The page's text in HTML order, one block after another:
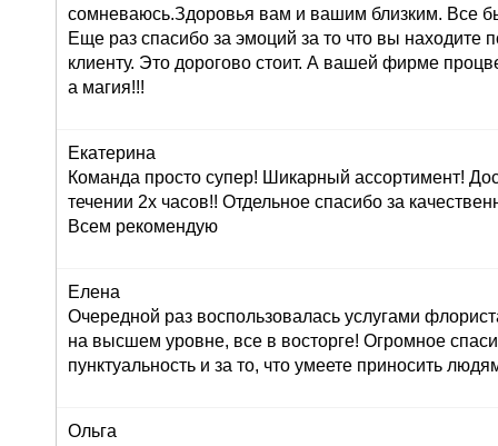
сомневаюсь.Здоровья вам и вашим близким. Все
Еще раз спасибо за эмоций за то что вы находите
клиенту. Это дорогово стоит. А вашей фирме
а магия!!!
Екатерина
Команда просто супер! Шикарный ассортимент!
течении 2х часов!! Отдельное спасибо за
Всем рекомендую
Елена
Очередной раз воспользовалась услугами
на высшем уровне, все в восторге! Огромное
пунктуальность и за то, что умеете приносить
Ольга